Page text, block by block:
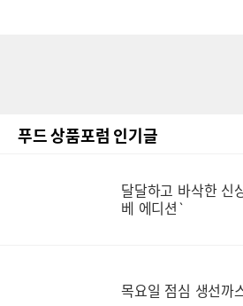
푸드 상품포럼 인기글
달달하고 바삭한 신
베 에디션`
목요일 점심 생선까